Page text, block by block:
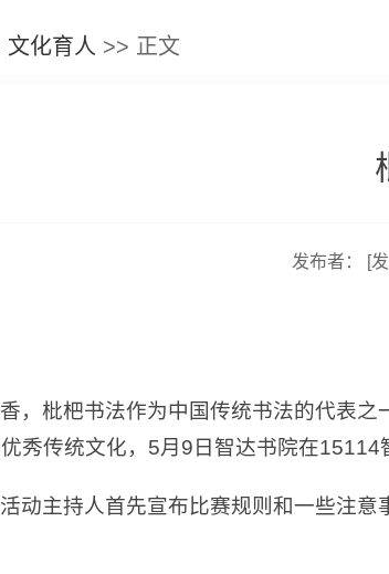
文化育人 >> 正文
发布者： [
，枇杷书法作为中国传统书法的代表
秀传统文化，5月9日智达书院在15114
动主持人首先宣布比赛规则和一些注